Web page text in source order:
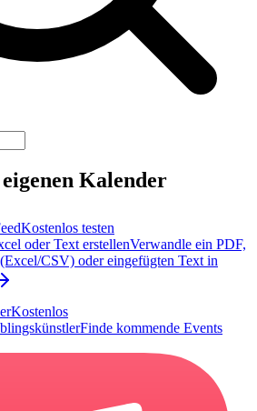
Kalender
Kostenlos testen
oder Text erstellenVerwandle ein PDF,
CSV) oder eingefügten Text in
Kostenlos
Finde kommende Events